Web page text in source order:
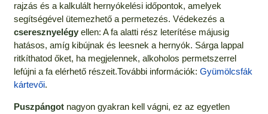
rajzás és a kalkulált hernyókelési időpontok, amelyek
segítségével ütemezhető a permetezés. Védekezés a
cseresznyelégyellen: A fa alatti rész leterítése májusig
hatásos, amíg kibújnak és leesnek a hernyók. Sárga lappal
ritkíthatod őket, ha megjelennek, alkoholos permetszerrel
lefújni a fa elérhető részeit.További információk: Gyümölcsfák
kártevői.
Puszpángotnagyon gyakran kell vágni, ez az egyetlen